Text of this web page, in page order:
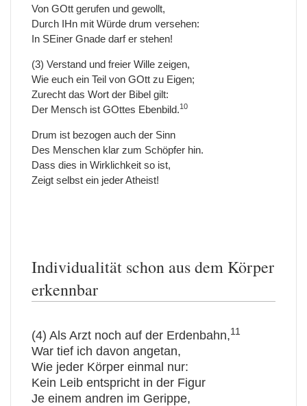
Von GOtt gerufen und gewollt,
Durch IHn mit Würde drum versehen:
In SEiner Gnade darf er stehen!
(3) Verstand und freier Wille zeigen,
Wie euch ein Teil von GOtt zu Eigen;
Zurecht das Wort der Bibel gilt:
Der Mensch ist GOttes Ebenbild.10
Drum ist bezogen auch der Sinn
Des Menschen klar zum Schöpfer hin.
Dass dies in Wirklichkeit so ist,
Zeigt selbst ein jeder Atheist!
Individualität schon aus dem Körper
erkennbar
(4) Als Arzt noch auf der Erdenbahn,11
War tief ich davon angetan,
Wie jeder Körper einmal nur:
Kein Leib entspricht in der Figur
Je einem andren im Gerippe,